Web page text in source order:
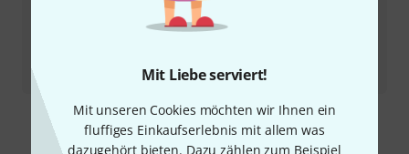
Mit Liebe serviert!
Mit unseren Cookies möchten wir Ihnen ein
fluffiges Einkaufserlebnis mit allem was
dazugehört bieten. Dazu zählen zum Beispiel
Ensemble Oscillator